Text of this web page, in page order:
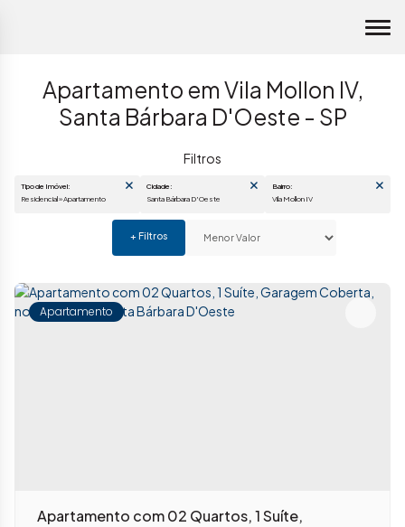
Apartamento em Vila Mollon IV,
Santa Bárbara D'Oeste - SP
Residencial » Apartamento Santa Bárbara D'Oeste
Apartamento
Apartamento com 02 Quartos, 1 Suíte,